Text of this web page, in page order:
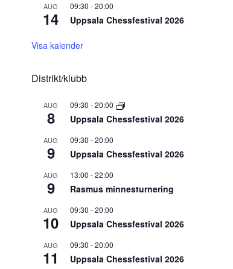
AUG
14
09:30 -20:00
Uppsala Chessfestival 2026
Visa kalender
Distrikt/klubb
AUG
8
09:30 -20:00
Uppsala Chessfestival 2026
AUG
9
09:30 -20:00
Uppsala Chessfestival 2026
AUG
9
13:00 -22:00
Rasmus minnesturnering
AUG
10
09:30 -20:00
Uppsala Chessfestival 2026
AUG
11
09:30 -20:00
Uppsala Chessfestival 2026